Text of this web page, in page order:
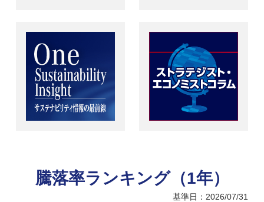
騰落率ランキング（1年）
基準日：2026/07/31